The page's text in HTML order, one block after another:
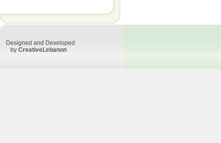
Designed and Developed
by CreativeLebanon